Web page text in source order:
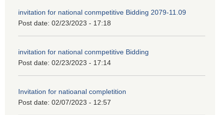
invitation for national conmpetitive Bidding 2079-11.09
Post date: 02/23/2023 - 17:18
invitation for national conmpetitive Bidding
Post date: 02/23/2023 - 17:14
Invitation for natioanal completition
Post date: 02/07/2023 - 12:57